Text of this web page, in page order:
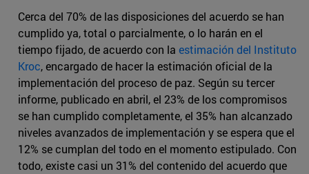
Cerca del 70% de las disposiciones del acuerdo se han
cumplido ya, total o parcialmente, o lo harán en el
tiempo fijado, de acuerdo con la estimación del Instituto
Kroc, encargado de hacer la estimación oficial de la
implementación del proceso de paz. Según su tercer
informe, publicado en abril, el 23% de los compromisos
se han cumplido completamente, el 35% han alcanzado
niveles avanzados de implementación y se espera que el
12% se cumplan del todo en el momento estipulado. Con
todo, existe casi un 31% del contenido del acuerdo que